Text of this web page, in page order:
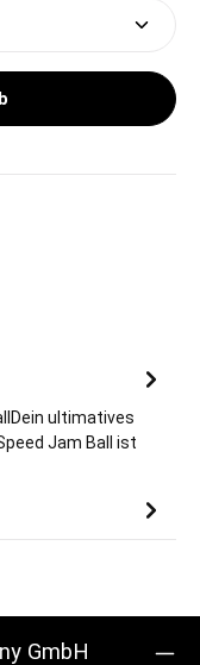
Wert ein
ultimatives
Jam Ball ist
GmbH